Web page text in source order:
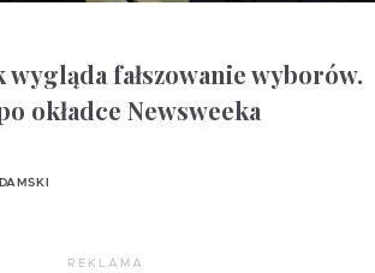
wygląda fałszowanie wyborów.
okładce Newsweeka
REKLAMA